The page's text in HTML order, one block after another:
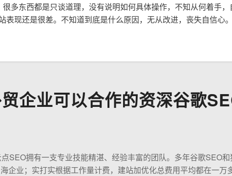
多东西都是只谈道理，没有说明如何具体操作，不知从何着手
表现还是很差。不知道到底是什么原因，无从改进，丧失自信心
企业可以合作的资深谷歌
SEO拥有一支专业技能精湛、经验丰富的团队。多年谷歌SEO
企业；实打实根据工作量计费，建站加优化总费用平均都在一